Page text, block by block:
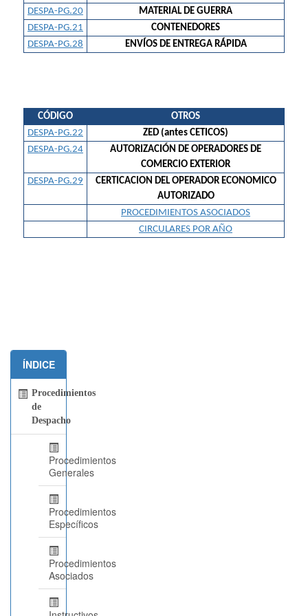
DESPA-PG.20
MATERIAL DE GUERRA
DESPA-PG.21
CONTENEDORES
DESPA-PG.28
ENVÍOS DE ENTREGA RÁPIDA
CÓDIGO
OTROS
DESPA-PG.22
ZED (antes CETICOS)
DESPA-PG.24
AUTORIZACIÓN DE OPERADORES DE
COMERCIO EXTERIOR
DESPA-PG.29
CERTICACION DEL OPERADOR ECONOMICO
AUTORIZADO
PROCEDIMIENTOS ASOCIADOS
CIRCULARES POR AÑO
ÍNDICE
Procedimientos
de
Despacho
Procedimientos
Generales
Procedimientos
Específicos
Procedimientos
Asociados